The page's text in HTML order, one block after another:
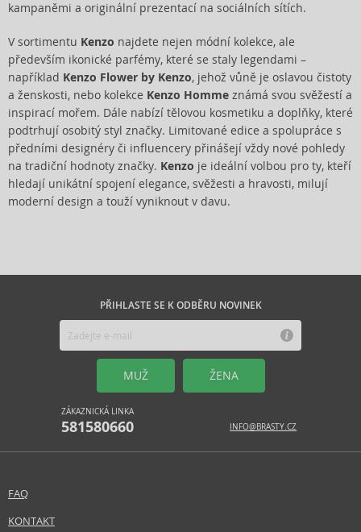
kampaněmi a originální prezentací na sociálních sítích.
V sortimentu Kenzo najdete nejen módní kolekce, ale
především ikonické parfémy, které se staly legendami –
například Kenzo Flower by Kenzo, jehož vůně je oslavou čistoty
a ženskosti, nebo kolekce Kenzo Homme známá svou svěžestí a
inspirací mořem. Dále nabízí tělovou kosmetiku a doplňky, které
podtrhují osobitý styl značky. Limitované edice a spolupráce s
předními designéry či influencery přinášejí vždy nové pohledy
na tradiční hodnoty značky. Kenzo je ideální volbou pro ty, kteří
hledají unikátní spojení elegance, svěžesti a hravosti, milují
moderní design a touží vyniknout v davu.
PŘIHLASTE SE K ODBĚRU NOVINEK
MUŽ ŽENA
ZÁKAZNICKÁ LINKA
581580660 INFO@BRASTY.CZ
FAQ
KONTAKT